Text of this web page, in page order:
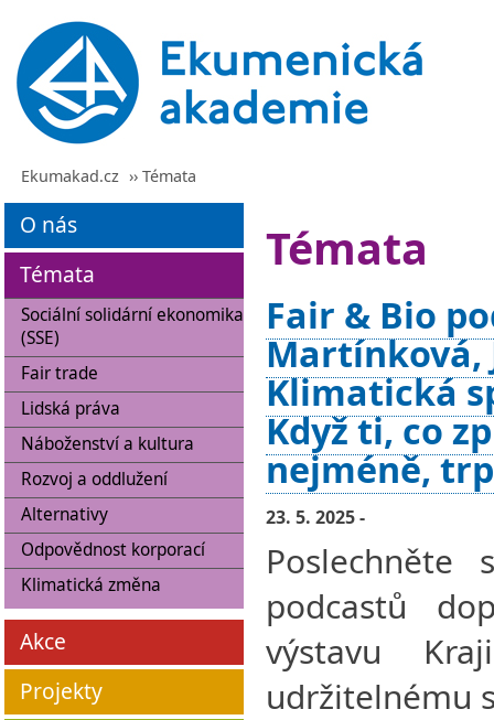
Ekumakad.cz ›› Témata
O nás
Témata
Sociální solidární ekonomika
(SSE)
Fair trade
Lidská práva
Náboženství a kultura
Rozvoj a oddlužení
Alternativy
Odpovědnost korporací
Klimatická změna
Akce
Projekty
Témata
Fair & Bio
Martínková,
Klimatická
Když ti, co
nejméně,
23. 5. 2025 -
podcastů
výstavu
udržitelnému